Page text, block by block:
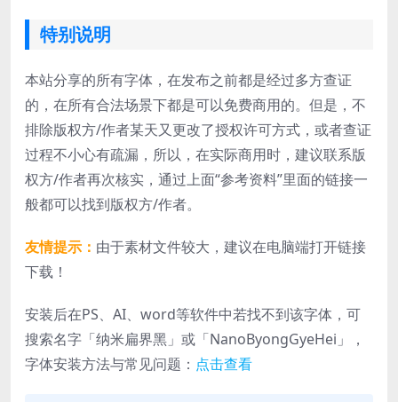
特别说明
本站分享的所有字体，在发布之前都是经过多方查证
的，在所有合法场景下都是可以免费商用的。但是，不
排除版权方/作者某天又更改了授权许可方式，或者查证
过程不小心有疏漏，所以，在实际商用时，建议联系版
权方/作者再次核实，通过上面“参考资料”里面的链接一
般都可以找到版权方/作者。
友情提示： 由于素材文件较大，建议在电脑端打开链接
下载！
安装后在PS、AI、word等软件中若找不到该字体，可
搜索名字「纳米扁界黑」或「NanoByongGyeHei」，
字体安装方法与常见问题： 点击查看